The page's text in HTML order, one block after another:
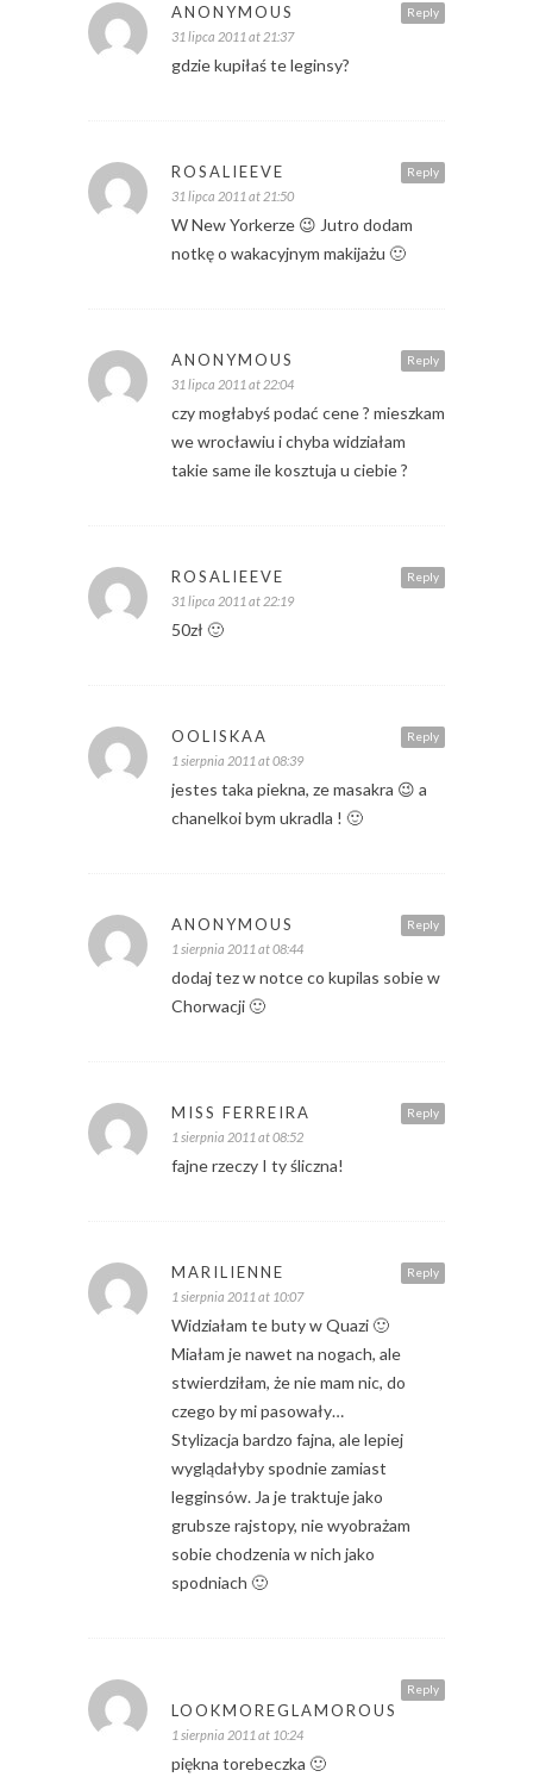
Reply
ANONYMOUS
31 lipca 2011 at 21:37
gdzie kupiłaś te leginsy?
Reply
ROSALIEEVE
31 lipca 2011 at 21:50
W New Yorkerze 😉 Jutro dodam
notkę o wakacyjnym makijażu 🙂
Reply
ANONYMOUS
31 lipca 2011 at 22:04
czy mogłabyś podać cene ? mieszkam
we wrocławiu i chyba widziałam
takie same ile kosztuja u ciebie ?
Reply
ROSALIEEVE
31 lipca 2011 at 22:19
50zł 🙂
Reply
OOLISKAA
1 sierpnia 2011 at 08:39
jestes taka piekna, ze masakra 😉 a
chanelkoi bym ukradla ! 🙂
Reply
ANONYMOUS
1 sierpnia 2011 at 08:44
dodaj tez w notce co kupilas sobie w
Chorwacji 🙂
Reply
MISS FERREIRA
1 sierpnia 2011 at 08:52
fajne rzeczy I ty śliczna!
Reply
MARILIENNE
1 sierpnia 2011 at 10:07
Widziałam te buty w Quazi 🙂
Miałam je nawet na nogach, ale
stwierdziłam, że nie mam nic, do
czego by mi pasowały…
Stylizacja bardzo fajna, ale lepiej
wyglądałyby spodnie zamiast
legginsów. Ja je traktuje jako
grubsze rajstopy, nie wyobrażam
sobie chodzenia w nich jako
spodniach 🙂
Reply
LOOKMOREGLAMOROUS
1 sierpnia 2011 at 10:24
piękna torebeczka 🙂